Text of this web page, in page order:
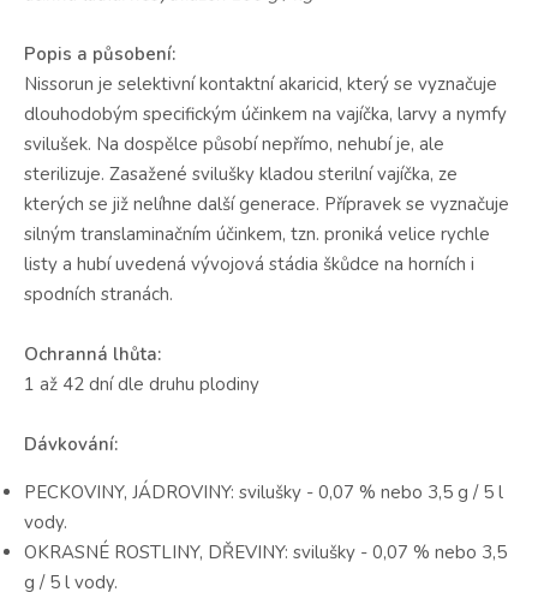
Popis a působení:
Nissorun je selektivní kontaktní akaricid, který se vyznačuje
dlouhodobým specifickým účinkem na vajíčka, larvy a nymfy
svilušek. Na dospělce působí nepřímo, nehubí je, ale
sterilizuje. Zasažené svilušky kladou sterilní vajíčka, ze
kterých se již nelíhne další generace. Přípravek se vyznačuje
silným translaminačním účinkem, tzn. proniká velice rychle
listy a hubí uvedená vývojová stádia škůdce na horních i
spodních stranách.
Ochranná lhůta:
1 až 42 dní dle druhu plodiny
Dávkování:
PECKOVINY, JÁDROVINY: svilušky - 0,07 % nebo 3,5 g / 5 l
vody.
OKRASNÉ ROSTLINY, DŘEVINY: svilušky - 0,07 % nebo 3,5
g / 5 l vody.